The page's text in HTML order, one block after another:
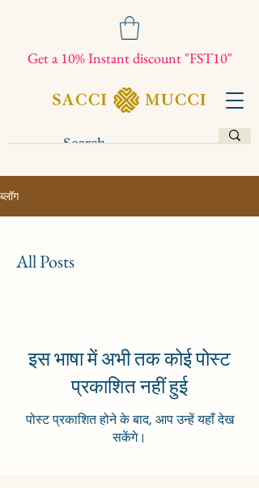
Get a 10% Instant discount "FST10"
ब्लॉग
All Posts
इस भाषा में अभी तक कोई पोस्ट
प्रकाशित नहीं हुई
पोस्ट प्रकाशित होने के बाद, आप उन्हें यहाँ देख
सकेंगे।